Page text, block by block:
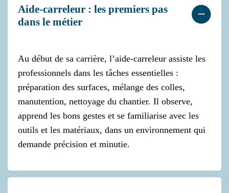
Aide-carreleur : les premiers pas
dans le métier
Au début de sa carrière, l’aide-carreleur assiste les
professionnels dans les tâches essentielles :
préparation des surfaces, mélange des colles,
manutention, nettoyage du chantier. Il observe,
apprend les bons gestes et se familiarise avec les
outils et les matériaux, dans un environnement qui
demande précision et minutie.